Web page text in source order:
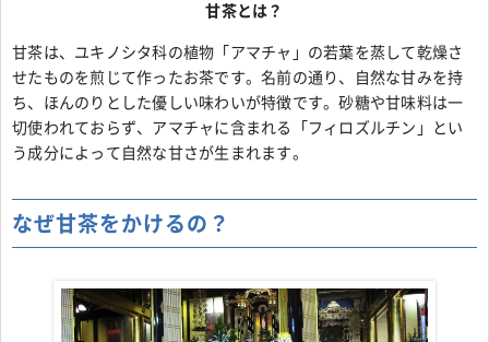
甘茶とは？
甘茶は、ユキノシタ科の植物「アマチャ」の若葉を蒸して乾燥さ
せたものを煎じて作ったお茶です。名前の通り、自然な甘みを持
ち、ほんのりとした優しい味わいが特徴です。砂糖や甘味料は一
切使われておらず、アマチャに含まれる「フィロズルチン」とい
う成分によって自然な甘さが生まれます。
なぜ甘茶をかけるの？